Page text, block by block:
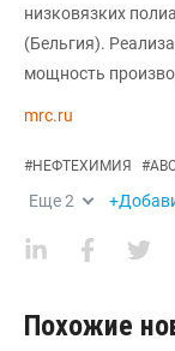
низковязких
(Бельгия).
мощность
mrc.ru
#НЕФТЕХИМИЯ #
Еще2
Похожие